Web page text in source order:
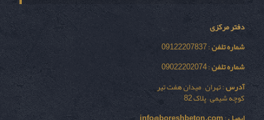
دفتر مرکزی
شماره تلفن: 09122207837
شماره تلفن: 09022202074
آدرس: تهران – میدان هفت تیر
کوچه شیمی – پلاک 82